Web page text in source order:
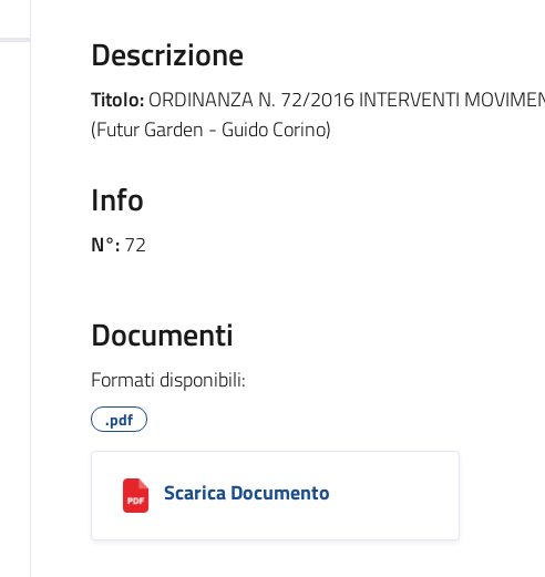
Descrizione
Titolo:ORDINANZA N. 72/2016 INTERVENTI
(Futur Garden - Guido Corino)
Info
N°:72
Documenti
Formati disponibili:
.pdf
Scarica Documento